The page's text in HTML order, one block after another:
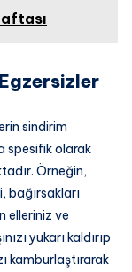
sindirim
spesifik olarak
Örneğin,
bağırsakları
elleriniz ve
yukarı kaldırıp
kamburlaştırarak